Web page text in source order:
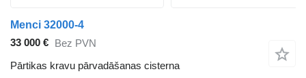
Menci 32000-4
33 000 €
Bez PVN
Pārtikas kravu pārvadāšanas cisterna